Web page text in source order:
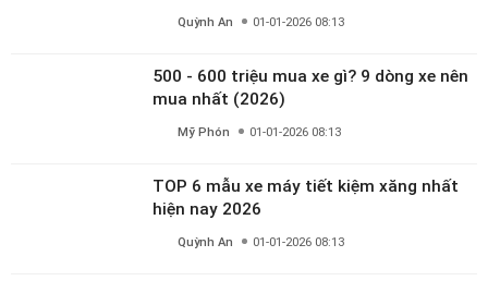
Quỳnh An 01-01-2026 08:13
500 - 600 triệu mua xe gì? 9 dòng xe nên
mua nhất (2026)
Mỹ Phón 01-01-2026 08:13
TOP 6 mẫu xe máy tiết kiệm xăng nhất
hiện nay 2026
Quỳnh An 01-01-2026 08:13